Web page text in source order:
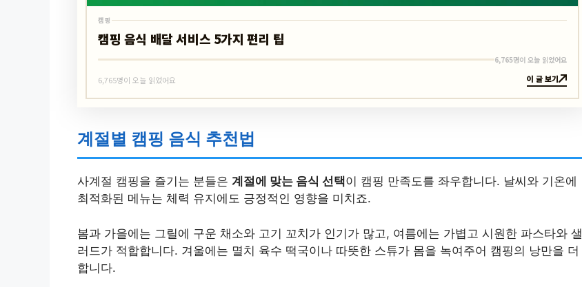
캠핑
캠핑 음식 배달 서비스 5가지 편리 팁
6,765명이 오늘 읽었어요
6,765명이 오늘 읽었어요 이 글 보기
계절별 캠핑 음식 추천법
사계절 캠핑을 즐기는 분들은 계절에 맞는 음식 선택이 캠핑 만족도를 좌우합니다. 날씨와 기온에
최적화된 메뉴는 체력 유지에도 긍정적인 영향을 미치죠.
봄과 가을에는 그릴에 구운 채소와 고기 꼬치가 인기가 많고, 여름에는 가볍고 시원한 파스타와 샐
러드가 적합합니다. 겨울에는 멸치 육수 떡국이나 따뜻한 스튜가 몸을 녹여주어 캠핑의 낭만을 더
합니다.